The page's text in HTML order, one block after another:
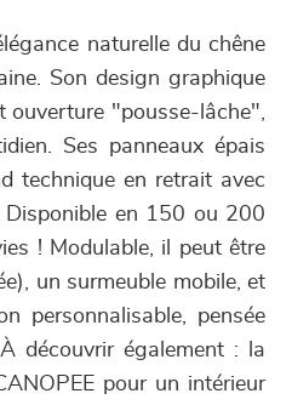
naturelle du chêne
Son design graphique
ouverture "pousse-lâche",
Ses panneaux épais
technique en retrait avec
Disponible en 150 ou 200
! Modulable, il peut être
un surmeuble mobile, et
personnalisable, pensée
découvrir également : la
pour un intérieur